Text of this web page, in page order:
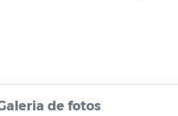
de fotos